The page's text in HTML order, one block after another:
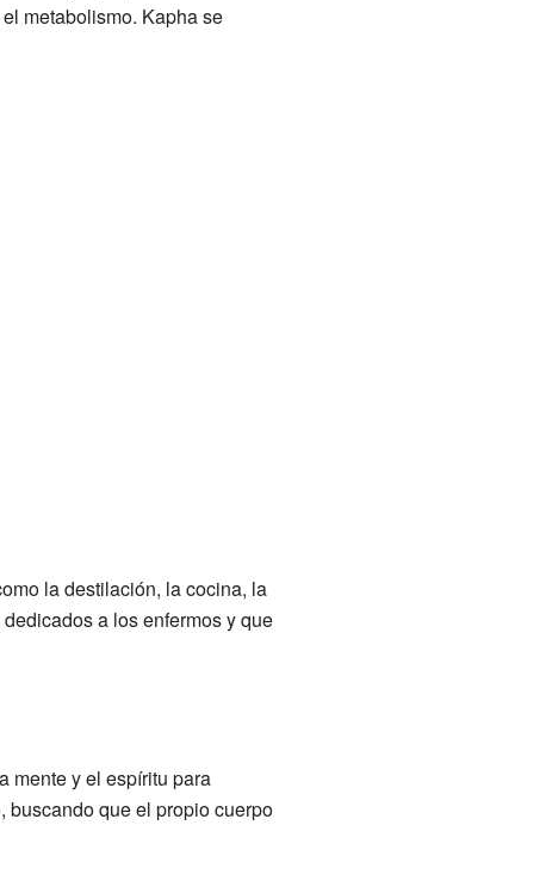
metabolismo. Kapha se
la destilación, la cocina, la
a los enfermos y que
mente y el espíritu para
buscando que el propio cuerpo